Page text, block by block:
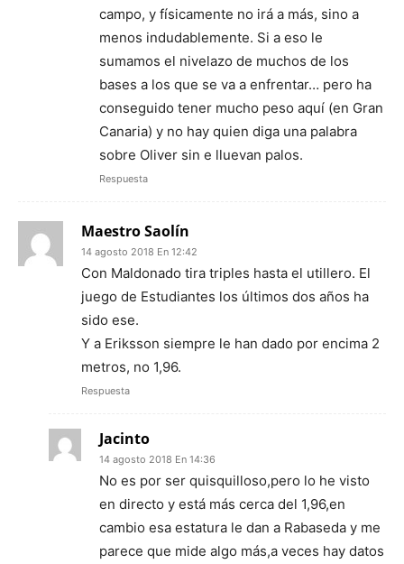
campo, y físicamente no irá a más, sino a
menos indudablemente. Si a eso le
sumamos el nivelazo de muchos de los
bases a los que se va a enfrentar… pero ha
conseguido tener mucho peso aquí (en Gran
Canaria) y no hay quien diga una palabra
sobre Oliver sin e lluevan palos.
Respuesta
Maestro Saolín
14 agosto 2018 En 12:42
Con Maldonado tira triples hasta el utillero. El
juego de Estudiantes los últimos dos años ha
sido ese.
Y a Eriksson siempre le han dado por encima 2
metros, no 1,96.
Respuesta
Jacinto
14 agosto 2018 En 14:36
No es por ser quisquilloso,pero lo he visto
en directo y está más cerca del 1,96,en
cambio esa estatura le dan a Rabaseda y me
parece que mide algo más,a veces hay datos